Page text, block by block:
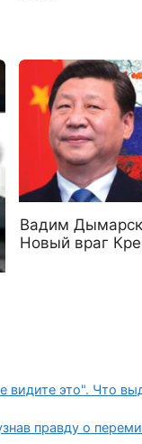
Вадим
Новый враг
это". Что
правду о